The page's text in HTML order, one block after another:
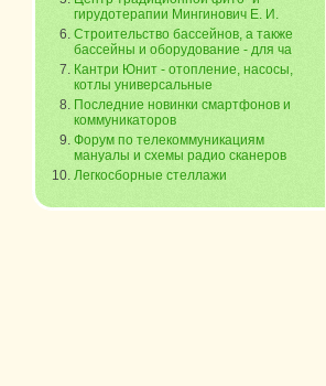
гирудотерапии Мингинович Е. И.
Строительство бассейнов, а также
бассейны и оборудование - для ча
Кантри Юнит - отопление, насосы,
котлы универсальные
Последние новинки смартфонов и
коммуникаторов
Форум по телекоммуникациям
мануалы и схемы радио сканеров
Легкосборные стеллажи